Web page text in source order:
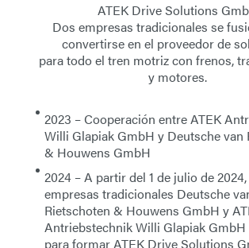
ATEK Drive Solutions
Dos empresas tradicionales se
convertirse en el proveedor de
para todo el tren motriz con frenos,
y motores.
2023 – Cooperación entreATEK
Willi Glapiak GmbH y Deutsche van
& Houwens GmbH
2024 – A partir del 1 de julio de
empresas tradicionales Deutsche
Rietschoten & Houwens GmbH y
Antriebstechnik Willi Glapiak GmbH
para formarATEK Drive Solutions